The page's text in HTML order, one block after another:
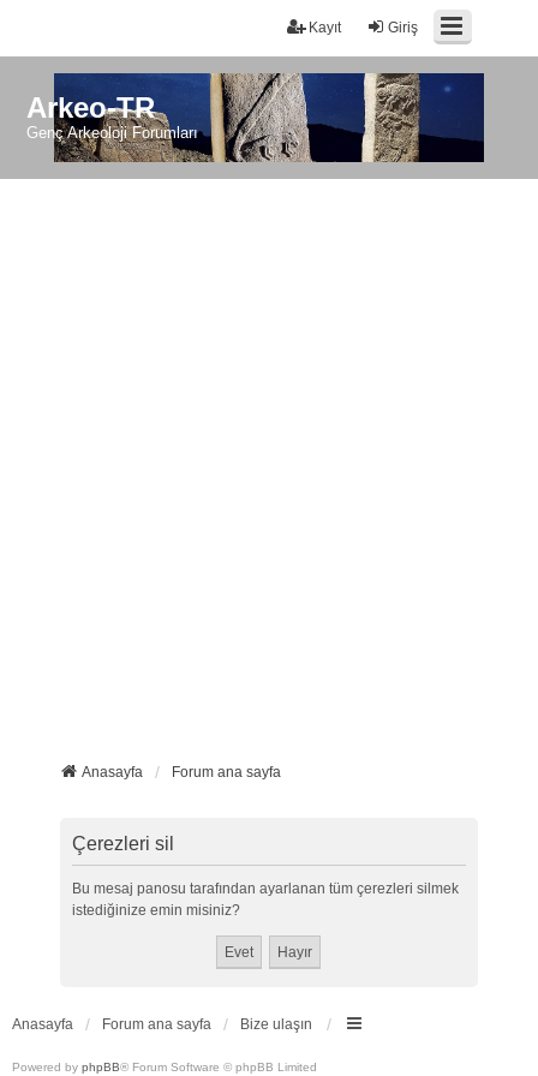
Giriş
Kayıt
Arkeo-TR
Genç Arkeoloji Forumları
Anasayfa Forum ana sayfa
Çerezleri sil
Bu mesaj panosu tarafından ayarlanan tüm çerezleri silmek
istediğinize emin misiniz?
Anasayfa Forum ana sayfa Bize ulaşın
Powered by phpBB® Forum Software © phpBB Limited